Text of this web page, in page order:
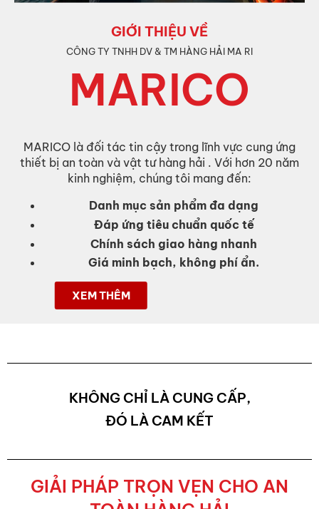
GIỚI THIỆU VỀ
CÔNG TY TNHH DV & TM HÀNG HẢI MA RI
MARICO
MARICO là đối tác tin cậy trong lĩnh vực cung ứng
thiết bị an toàn và vật tư hàng hải . Với hơn 20 năm
kinh nghiệm, chúng tôi mang đến:
Danh mục sản phẩm đa dạng
Đáp ứng tiêu chuẩn quốc tế
Chính sách giao hàng nhanh
Giá minh bạch, không phí ẩn.
XEM THÊM
KHÔNG CHỈ LÀ CUNG CẤP,
ĐÓ LÀ CAM KẾT
GIẢI PHÁP TRỌN VẸN CHO AN